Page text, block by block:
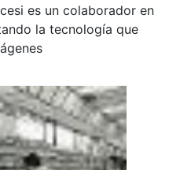
es un colaborador en
la tecnología que